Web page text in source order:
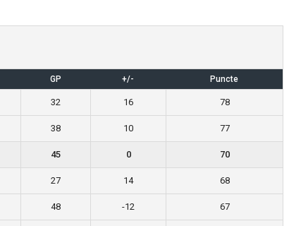
GP +/- Puncte
32 16 78
38 10 77
45 0 70
27 14 68
48 -12 67